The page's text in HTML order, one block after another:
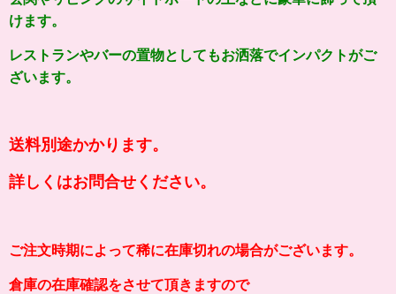
けます。
レストランやバーの置物としてもお洒落でインパクトがご
ざいます。
送料別途かかります。
詳しくはお問合せください。
ご注文時期によって稀に在庫切れの場合がございます。
倉庫の在庫確認をさせて頂きますので